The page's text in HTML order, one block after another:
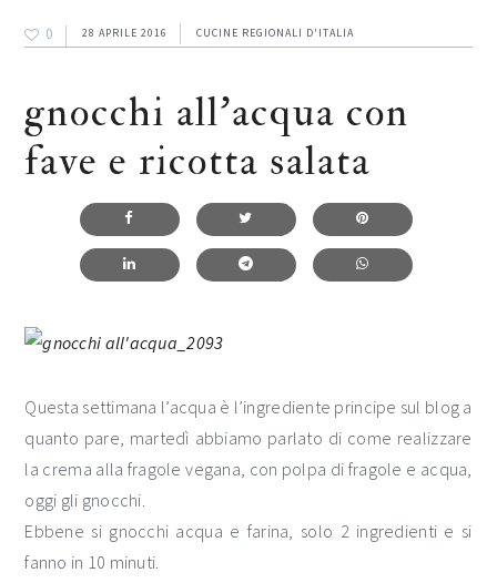
0 28 APRILE 2016 CUCINE REGIONALI D'ITALIA
gnocchi all’acqua con
fave e ricotta salata
Questa settimana l’acqua è l’ingrediente principe sul blog a
quanto pare, martedì abbiamo parlato di come realizzare
la crema alla fragole vegana, con polpa di fragole e acqua,
oggi gli gnocchi.
Ebbene si gnocchi acqua e farina, solo 2 ingredienti e si
fanno in 10 minuti.